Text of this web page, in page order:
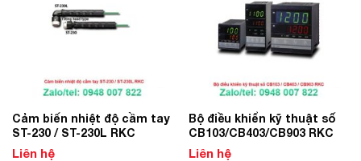
Cảm biến nhiệt độ cầm tay
ST-230 / ST-230L RKC
Liên hệ
Bộ điều khiển kỹ thuật số
CB103/CB403/CB903 RKC
Liên hệ